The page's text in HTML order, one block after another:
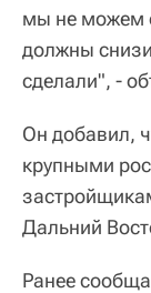
мы не можем
должны
сделали", -
Он добавил,
крупными
Дальний
Ранее